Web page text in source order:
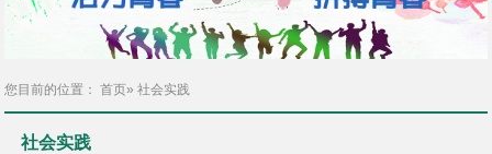
您目前的位置：首页» 社会实践
社会实践